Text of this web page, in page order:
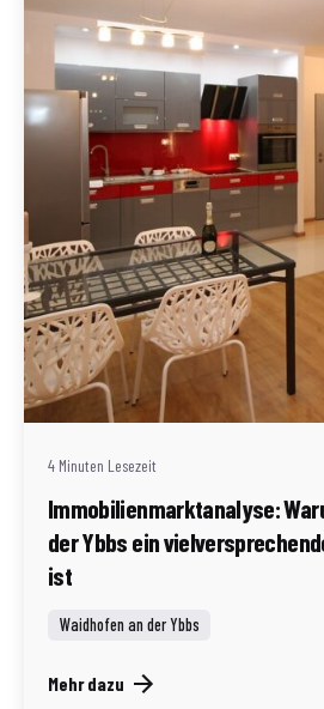
Geschrieben von
Redaktion Immofragen
4 Minuten Lesezeit
Immobilienmarktanalyse:
der Ybbs ein
ist
Waidhofen an der Ybbs
Mehr dazu